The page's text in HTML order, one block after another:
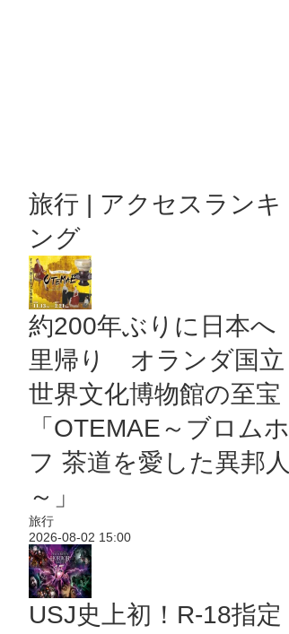
旅行 | アクセスランキ
ング
約200年ぶりに日本へ
里帰り オランダ国立
世界文化博物館の至宝
「OTEMAE～ブロムホ
フ 茶道を愛した異邦人
～」
旅行
2026-08-02 15:00
USJ史上初！R-18指定